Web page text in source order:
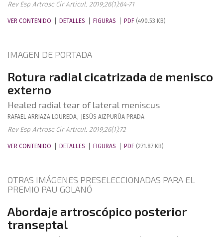
Rev Esp Artrosc Cir Articul. 2019;26(1):64-71
VER CONTENIDO DETALLES FIGURAS PDF (490.53 KB)
IMAGEN DE PORTADA
Rotura radial cicatrizada de menisco
externo
Healed radial tear of lateral meniscus
RAFAEL ARRIAZA LOUREDA, JESÚS AIZPURÚA PRADA
Rev Esp Artrosc Cir Articul. 2019;26(1):72
VER CONTENIDO DETALLES FIGURAS PDF (271.87 KB)
OTRAS IMÁGENES PRESELECCIONADAS PARA EL
PREMIO PAU GOLANÓ
Abordaje artroscópico posterior
transeptal